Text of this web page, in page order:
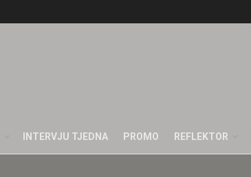
INTERVJU TJEDNA PROMO REFLEKTOR